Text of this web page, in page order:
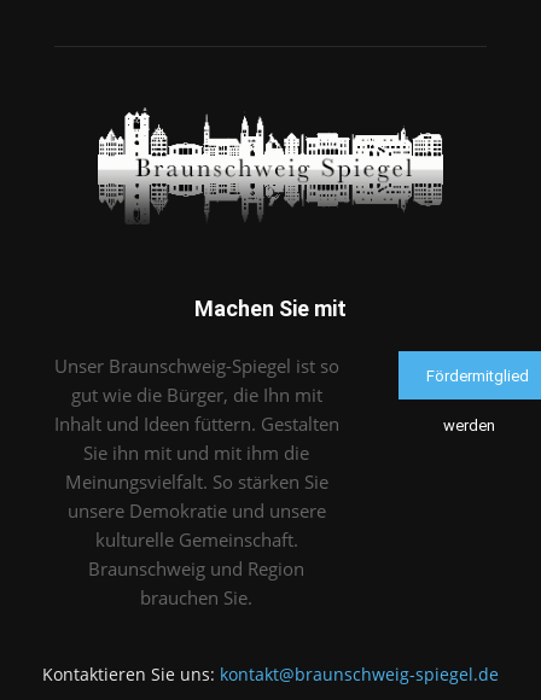
Machen Sie mit
Unser Braunschweig-Spiegel ist so
gut wie die Bürger, die Ihn mit
Inhalt und Ideen füttern. Gestalten
Sie ihn mit und mit ihm die
Meinungsvielfalt. So stärken Sie
unsere Demokratie und unsere
kulturelle Gemeinschaft.
Braunschweig und Region
brauchen Sie.
Fördermitglied
werden
Kontaktieren Sie uns: kontakt@braunschweig-spiegel.de